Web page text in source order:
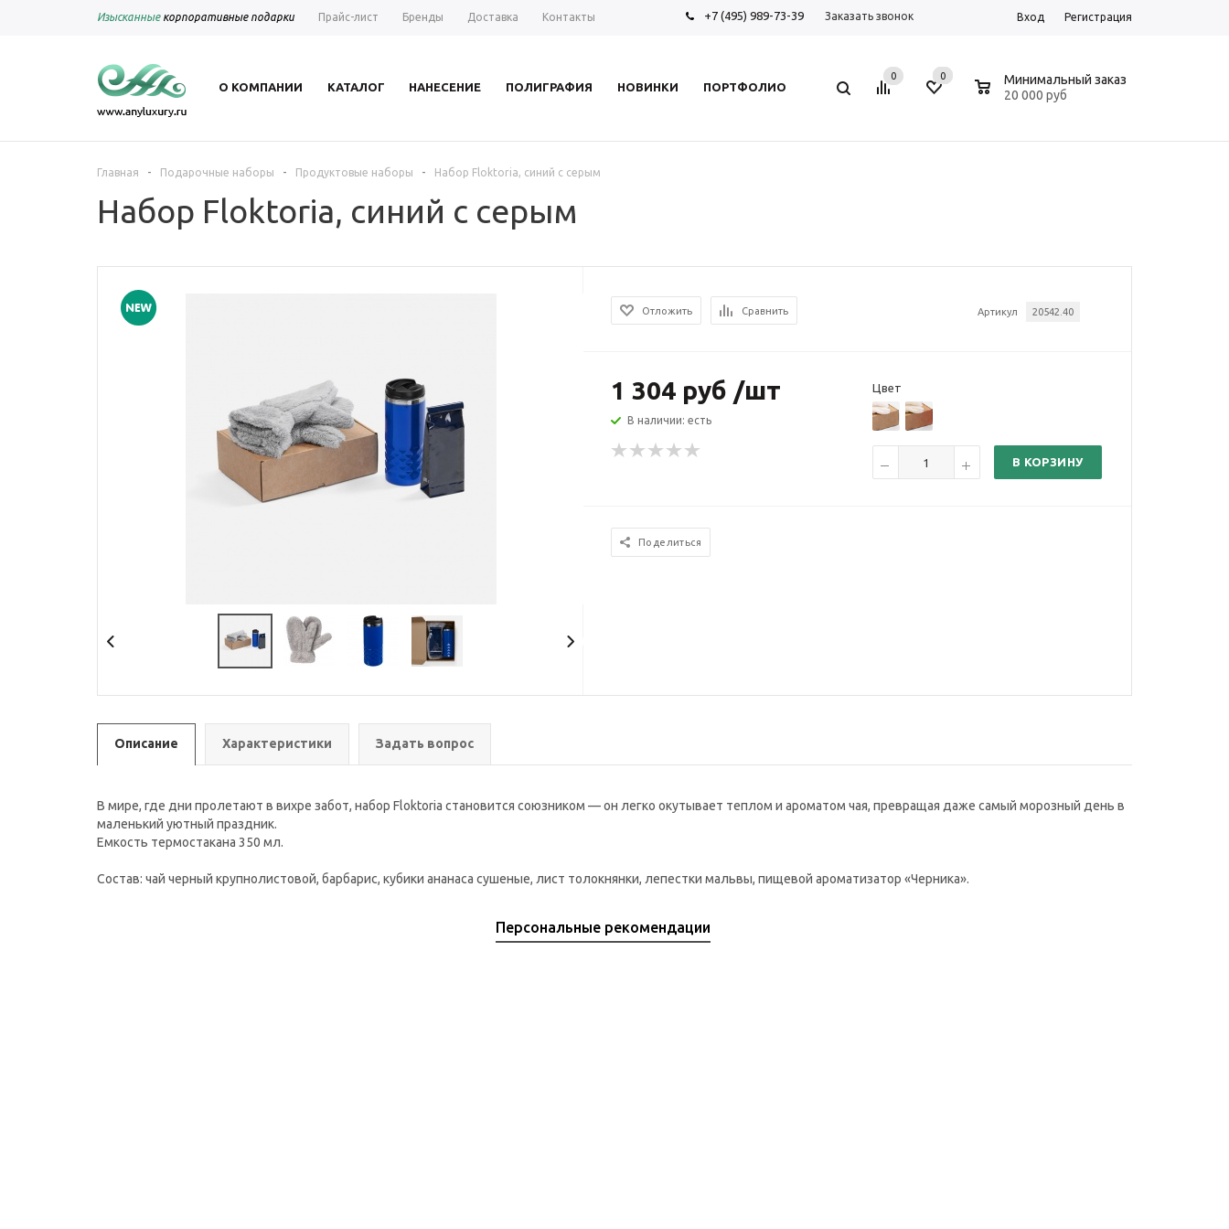
Изысканныекорпоративные подарки Прайс-лист Бренды Доставка Контакты +7 (495) 989-73-39 Заказать звонок Вход Регистрация
О КОМПАНИИ КАТАЛОГ НАНЕСЕНИЕ ПОЛИГРАФИЯ НОВИНКИ ПОРТФОЛИО
0 0
Минимальный заказ
20 000 руб
Главная - Подарочные наборы - Продуктовые наборы - Набор Floktoria, синий с серым
Набор Floktoria, синий с серым
Артикул 20542.40
Отложить Сравнить
1 304 руб /шт
В наличии: есть
Цвет
В КОРЗИНУ
Поделиться
Описание Характеристики Задать вопрос
В мире, где дни пролетают в вихре забот, набор Floktoria становится союзником — он легко окутывает теплом и ароматом чая, превращая даже самый морозный день в
маленький уютный праздник.
Емкость термостакана 350 мл.
Состав: чай черный крупнолистовой, барбарис, кубики ананаса сушеные, лист толокнянки, лепестки мальвы, пищевой ароматизатор «Черника».
Персональные рекомендации